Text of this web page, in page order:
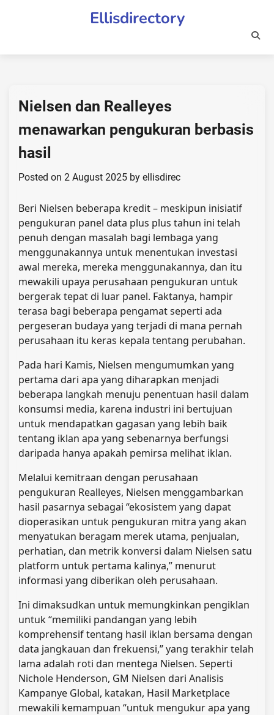
Ellisdirectory
Nielsen dan Realleyes
menawarkan pengukuran berbasis
hasil
Posted on 2 August 2025 by ellisdirec
Beri Nielsen beberapa kredit – meskipun inisiatif
pengukuran panel data plus plus tahun ini telah
penuh dengan masalah bagi lembaga yang
menggunakannya untuk menentukan investasi
awal mereka, mereka menggunakannya, dan itu
mewakili upaya perusahaan pengukuran untuk
bergerak tepat di luar panel. Faktanya, hampir
terasa bagi beberapa pengamat seperti ada
pergeseran budaya yang terjadi di mana pernah
perusahaan itu keras kepala tentang perubahan.
Pada hari Kamis, Nielsen mengumumkan yang
pertama dari apa yang diharapkan menjadi
beberapa langkah menuju penentuan hasil dalam
konsumsi media, karena industri ini bertujuan
untuk mendapatkan gagasan yang lebih baik
tentang iklan apa yang sebenarnya berfungsi
daripada hanya apakah pemirsa melihat iklan.
Melalui kemitraan dengan perusahaan
pengukuran Realleyes, Nielsen menggambarkan
hasil pasarnya sebagai “ekosistem yang dapat
dioperasikan untuk pengukuran mitra yang akan
menyatukan beragam merek utama, penjualan,
perhatian, dan metrik konversi dalam Nielsen satu
platform untuk pertama kalinya,” menurut
informasi yang diberikan oleh perusahaan.
Ini dimaksudkan untuk memungkinkan pengiklan
untuk “memiliki pandangan yang lebih
komprehensif tentang hasil iklan bersama dengan
data jangkauan dan frekuensi,” yang terakhir telah
lama adalah roti dan mentega Nielsen. Seperti
Nichole Henderson, GM Nielsen dari Analisis
Kampanye Global, katakan, Hasil Marketplace
mewakili kemampuan “untuk mengukur apa yang